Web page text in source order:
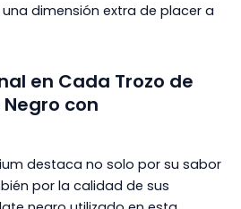
dimensión extra de placer a
en Cada Trozo de
con
destaca no solo por su sabor
por la calidad de sus